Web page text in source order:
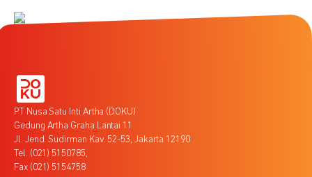
PT Nusa Satu Inti Artha (DOKU)
Gedung Artha Graha Lantai 11
Jl. Jend. Sudirman Kav. 52-53, Jakarta 12190
Tel. (021) 5150785,
Fax (021) 5154758